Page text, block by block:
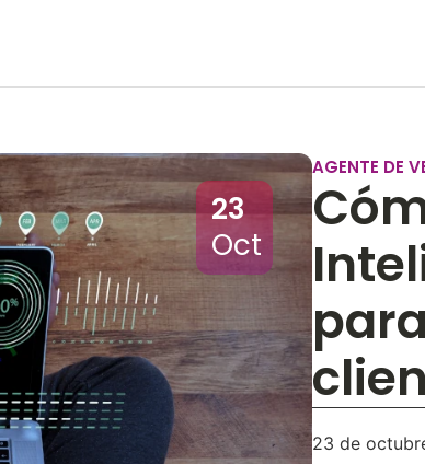
23
Oct
AGENTE DE
23 de